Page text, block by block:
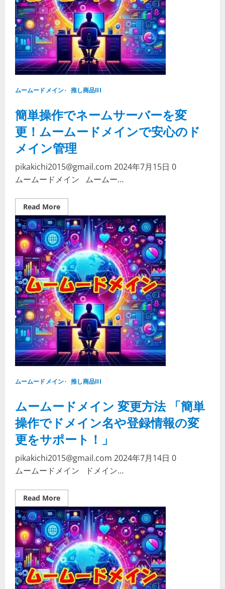
を、
こ
の
夏、
あ
な
た
手
に
—
ー
ド
メ
ン
で
は、
そ
な
あ
な
意
を
全
力
で
サ
ポ
ー
ト
ムームードメイン 推し商品III
簡単操作でネームサーバーを変
更！ムームードメインで安心のド
メイン管理
pikakichi2015@gmail.com 2024年7月15日 0
ムームードメイン ムームー…
Read MoreRead
more
about
簡
単
操
作
で
ネ
ー
ム
サ
ー
バ
ー
を
変
更！
ム
ー
ー
ド
メ
ン
心
の
ド
メ
イ
ン
管
ムームードメイン 推し商品III
ムームードメイン 変更方法 「簡単
操作でドメイン名や登録情報の変
更をサポート！」
pikakichi2015@gmail.com 2024年7月14日 0
ムームードメイン ドメイン…
Read MoreRead
more
about
ム
ー
ム
ー
ド
メ
イ
ン
変
更